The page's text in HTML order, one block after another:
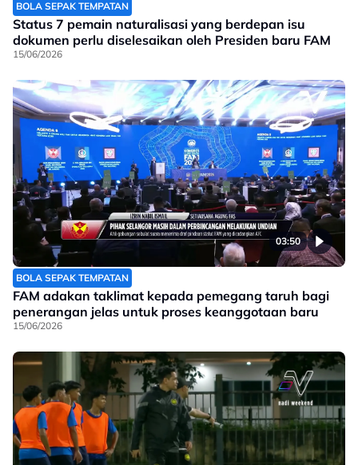
BOLA SEPAK TEMPATAN
Status 7 pemain naturalisasi yang berdepan isu
dokumen perlu diselesaikan oleh Presiden baru FAM
15/06/2026
03:50
BOLA SEPAK TEMPATAN
FAM adakan taklimat kepada pemegang taruh bagi
penerangan jelas untuk proses keanggotaan baru
15/06/2026